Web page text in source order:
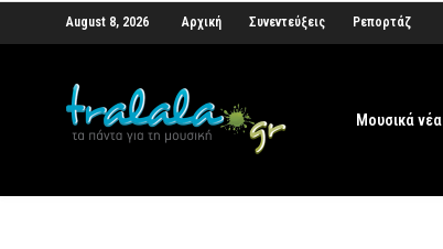
August 8, 2026 Αρχική Συνεντεύξεις Ρεπορτάζ
Μουσικά νέα